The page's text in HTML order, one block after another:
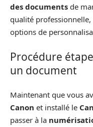
des documents de
qualité
options de
Procédure
un document
Maintenant que vous
Canon et installé le
passer à la